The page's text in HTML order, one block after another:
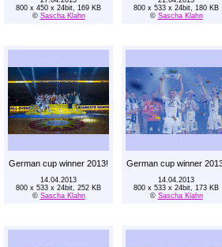
800 x 450 x 24bit, 169 KB
© Sascha Klahn
800 x 533 x 24bit, 180 KB
© Sascha Klahn
German cup winner 2013! German cup winner
14.04.2013
800 x 533 x 24bit, 252 KB
© Sascha Klahn
14.04.2013
800 x 533 x 24bit, 173 KB
© Sascha Klahn